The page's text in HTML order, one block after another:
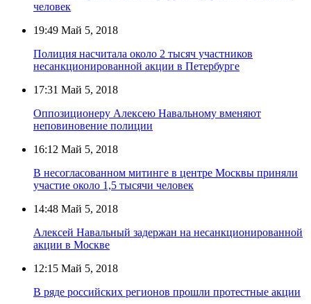
человек
19:49 Май 5, 2018
Полиция насчитала около 2 тысяч участников
несанкционированной акции в Петербурге
17:31 Май 5, 2018
Оппозиционеру Алексею Навальному вменяют
неповиновение полиции
16:12 Май 5, 2018
В несогласованном митинге в центре Москвы приняли
участие около 1,5 тысячи человек
14:48 Май 5, 2018
Алексей Навальный задержан на несанкционированной
акции в Москве
12:15 Май 5, 2018
В ряде российских регионов прошли протестные акции